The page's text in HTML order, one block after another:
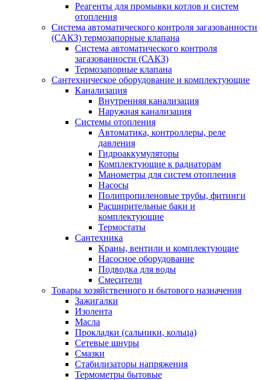
Реагенты для промывки котлов и систем
отопления
Система автоматического контроля загазованности
(САКЗ) термозапорные клапана
Система автоматического контроля
загазованности (САКЗ)
Термозапорные клапана
Сантехническое оборудование и комплектующие
Канализация
Внутренняя канализация
Наружная канализация
Системы отопления
Автоматика, контроллеры, реле
давления
Гидроаккумуляторы
Комплектующие к радиаторам
Манометры для систем отопления
Насосы
Полипропиленовые трубы, фитинги
Расширительные баки и
комплектующие
Термостаты
Сантехника
Краны, вентили и комплектующие
Насосное оборудование
Подводка для воды
Смесители
Товары хозяйственного и бытового назначения
Зажигалки
Изолента
Масла
Прокладки (сальники, кольца)
Сетевые шнуры
Смазки
Стабилизаторы напряжения
Термометры бытовые